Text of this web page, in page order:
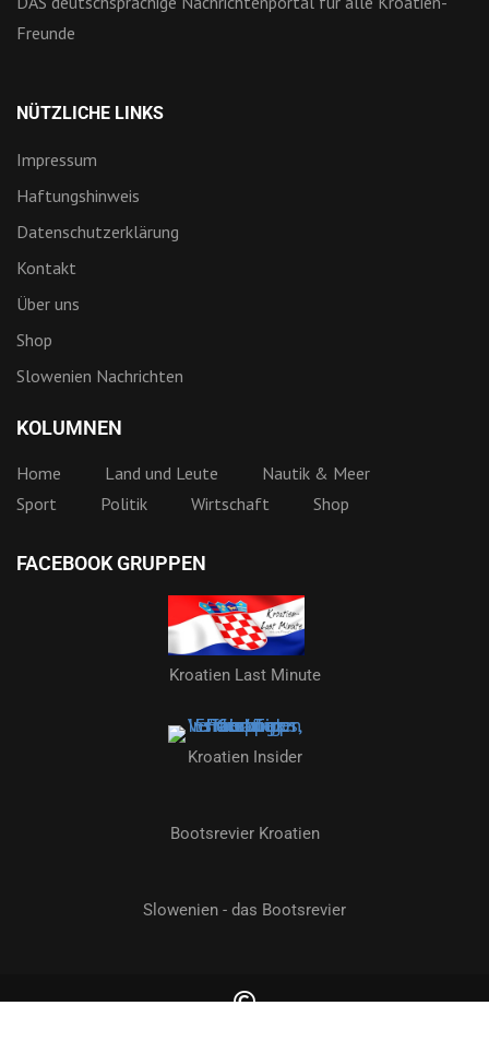
Freunde
NÜTZLICHE LINKS
Impressum
Haftungshinweis
Datenschutzerklärung
Kontakt
Über uns
Shop
Slowenien Nachrichten
KOLUMNEN
Home Land und Leute
Nautik & Meer
Sport
Politik Wirtschaft Shop
FACEBOOK GRUPPEN
Kroatien Last Minute
Kroatien Insider
Bootsrevier Kroatien
Slowenien - das Bootsrevier